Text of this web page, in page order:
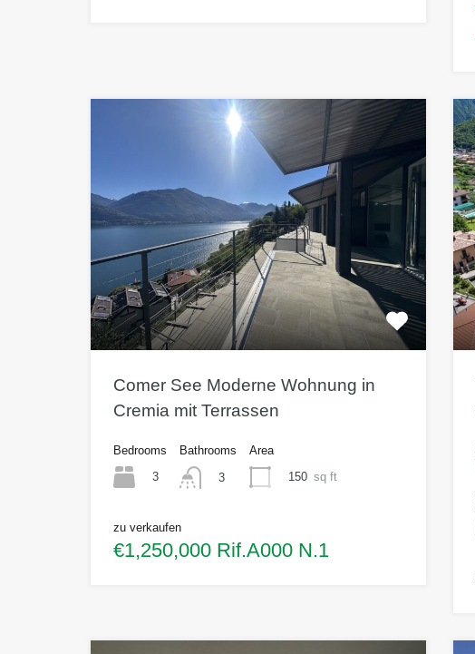
Comer See Moderne Wohnung in
Cremia mit Terrassen
Bedrooms
3
Bathrooms
3
Area
150 sq ft
zu verkaufen
€1,250,000 Rif.A000 N.1